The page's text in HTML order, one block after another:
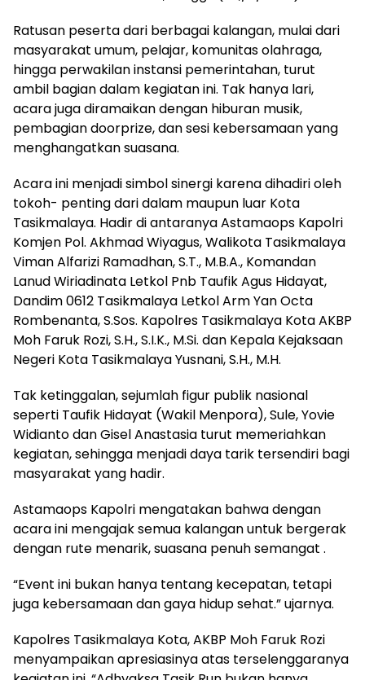
Ratusan peserta dari berbagai kalangan, mulai dari
masyarakat umum, pelajar, komunitas olahraga,
hingga perwakilan instansi pemerintahan, turut
ambil bagian dalam kegiatan ini. Tak hanya lari,
acara juga diramaikan dengan hiburan musik,
pembagian doorprize, dan sesi kebersamaan yang
menghangatkan suasana.
Acara ini menjadi simbol sinergi karena dihadiri oleh
tokoh- penting dari dalam maupun luar Kota
Tasikmalaya. Hadir di antaranya Astamaops Kapolri
Komjen Pol. Akhmad Wiyagus, Walikota Tasikmalaya
Viman Alfarizi Ramadhan, S.T., M.B.A., Komandan
Lanud Wiriadinata Letkol Pnb Taufik Agus Hidayat,
Dandim 0612 Tasikmalaya Letkol Arm Yan Octa
Rombenanta, S.Sos. Kapolres Tasikmalaya Kota AKBP
Moh Faruk Rozi, S.H., S.I.K., M.Si. dan Kepala Kejaksaan
Negeri Kota Tasikmalaya Yusnani, S.H., M.H.
Tak ketinggalan, sejumlah figur publik nasional
seperti Taufik Hidayat (Wakil Menpora), Sule, Yovie
Widianto dan Gisel Anastasia turut memeriahkan
kegiatan, sehingga menjadi daya tarik tersendiri bagi
masyarakat yang hadir.
Astamaops Kapolri mengatakan bahwa dengan
acara ini mengajak semua kalangan untuk bergerak
dengan rute menarik, suasana penuh semangat .
“Event ini bukan hanya tentang kecepatan, tetapi
juga kebersamaan dan gaya hidup sehat.” ujarnya.
Kapolres Tasikmalaya Kota, AKBP Moh Faruk Rozi
menyampaikan apresiasinya atas terselenggaranya